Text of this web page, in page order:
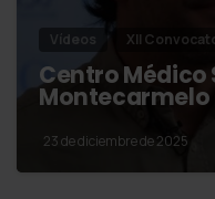
Vídeos XII
Centro Médico
Montecarmelo
23 de diciembre de 2025